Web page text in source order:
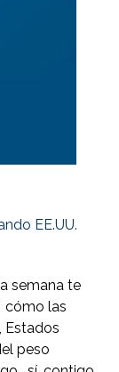
EE.UU.
semana te
cómo las
Estados
peso